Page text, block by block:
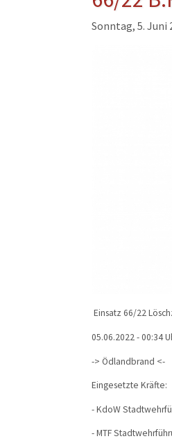
Sonntag, 5. Juni
Einsatz 66/22
05.06.2022 - 00:34
-> Ödlandbrand <-
Eingesetzte Kräfte:
- KdoW
- MTF